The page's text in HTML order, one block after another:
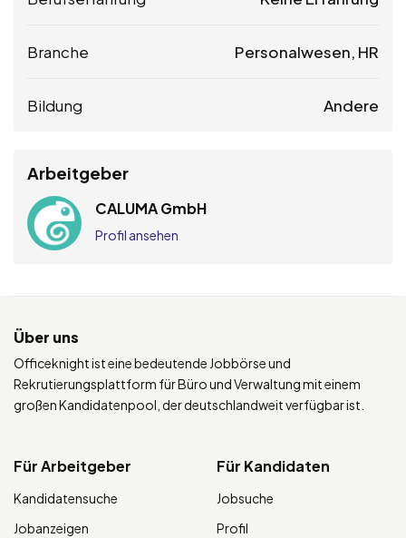
Branche Personalwesen, HR
Bildung Andere
Arbeitgeber
CALUMA GmbH
Profil ansehen
Über uns
Officeknight ist eine bedeutende Jobbörse und
Rekrutierungsplattform für Büro und Verwaltung mit einem
großen Kandidatenpool, der deutschlandweit verfügbar ist.
Für Arbeitgeber
Kandidatensuche
Jobanzeigen
Für Kandidaten
Jobsuche
Profil